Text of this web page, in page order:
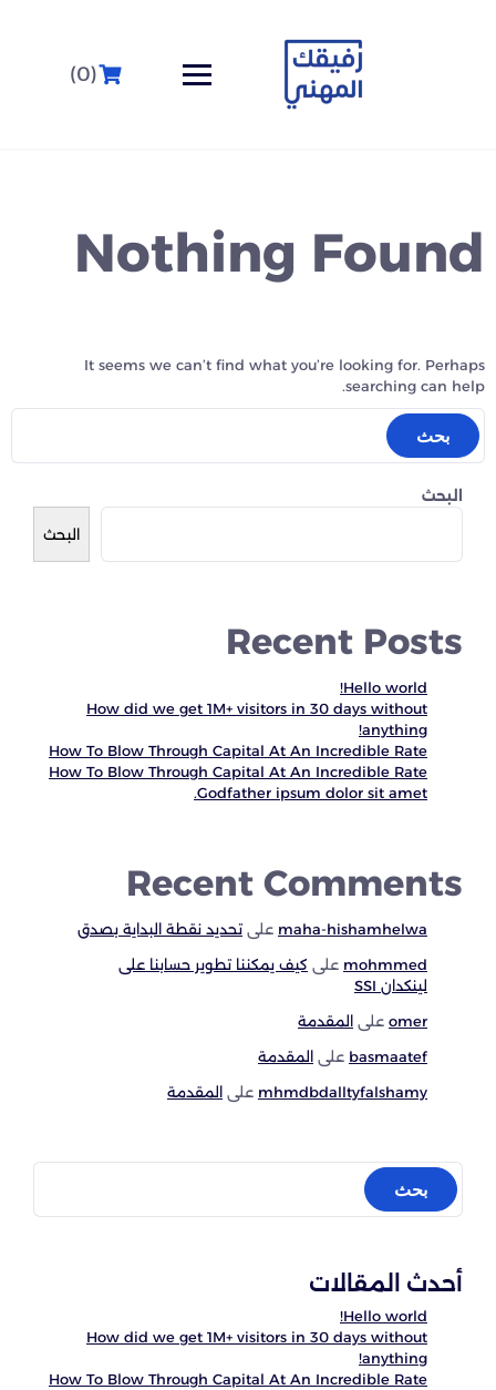
(0)
Nothing Found
It seems we can’t find what you’re looking for. Perhaps
searching can help.
البحث
البحث
Recent Posts
Hello world!
How did we get 1M+ visitors in 30 days without
anything!
How To Blow Through Capital At An Incredible Rate
How To Blow Through Capital At An Incredible Rate
Godfather ipsum dolor sit amet.
Recent Comments
maha-hishamhelwa على تحديد نقطة البداية بصدق
mohmmed على كيف يمكننا تطوير حسابنا على
لينكدان SSI
omer على المقدمة
basmaatef على المقدمة
mhmdbdalltyfalshamy على المقدمة
أحدث المقالات
Hello world!
How did we get 1M+ visitors in 30 days without
anything!
How To Blow Through Capital At An Incredible Rate